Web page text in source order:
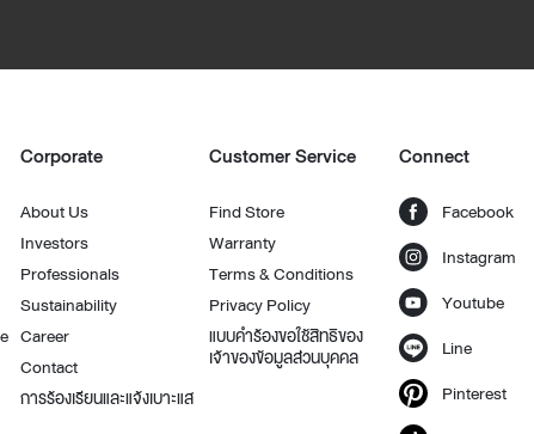
Corporate
About Us
Investors
Professionals
Sustainability
Career
Contact
การร้องเรียนและแจ้งเบาะแส
Customer Service
Find Store
Warranty
Terms & Conditions
Privacy Policy
แบบคำร้องขอใช้สิทธิของ
เจ้าของข้อมูลส่วนบุคคล
Connect
Facebook
Instagram
Youtube
Line
Pinterest